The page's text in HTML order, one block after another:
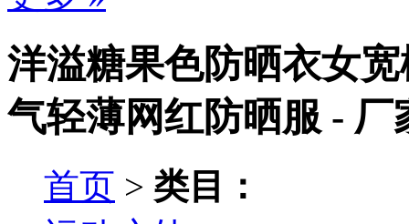
洋溢糖果色防晒衣女
气轻薄网红防晒服 - 厂
首页 > 类目：